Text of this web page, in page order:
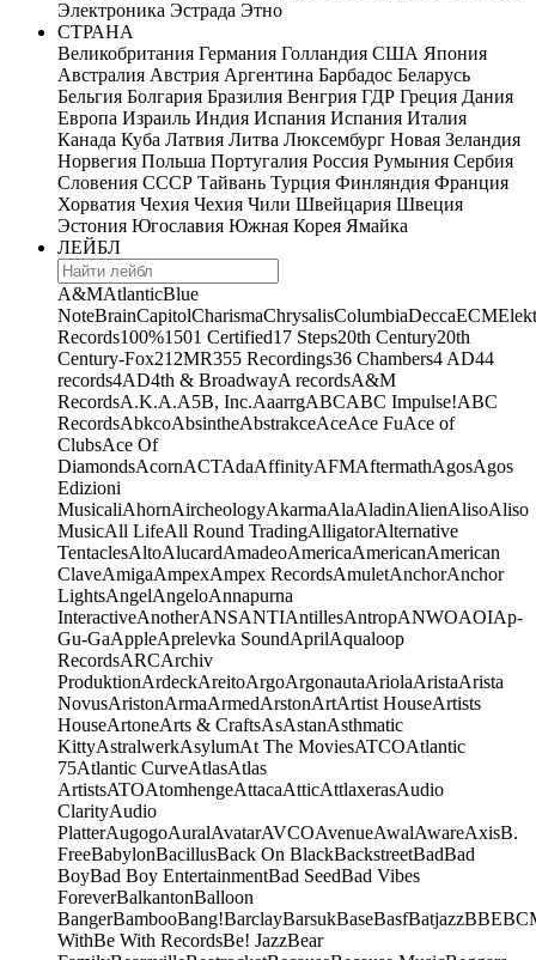
Электроника Эстрада Этно
СТРАНА
Великобритания Германия Голландия США Япония
Австралия Австрия Аргентина Барбадос Беларусь
Бельгия Болгария Бразилия Венгрия ГДР Греция Дания
Европа Израиль Индия Испания Испания Италия
Канада Куба Латвия Литва Люксембург Новая Зеландия
Норвегия Польша Португалия Россия Румыния Сербия
Словения СССР Тайвань Турция Финляндия Франция
Хорватия Чехия Чехия Чили Швейцария Швеция
Эстония Югославия Южная Корея Ямайка
ЛЕЙБЛ
A&MAtlanticBlue
NoteBrainCapitolCharismaChrysalisColumbiaDeccaECM
Records100%1501 Certified17 Steps20th Century20th
Century-Fox21 2MR355 Recordings36 Chambers4 AD44
records4AD4th & BroadwayA recordsA&M
RecordsA.K.A.A5B, Inc.AaarrgABCABC Impulse!ABC
RecordsAbkcoAbsintheAbstrakceAceAce FuAce of
ClubsAce Of
DiamondsAcornACTAdaAffinityAFMAftermathAgosAgos
Edizioni
MusicaliAhornAircheologyAkarmaAlaAladinAlienAlisoAliso
MusicAll LifeAll Round TradingAlligatorAlternative
TentaclesAltoAlucardAmadeoAmericaAmericanAmerican
ClaveAmigaAmpexAmpex RecordsAmuletAnchorAnchor
LightsAngelAngeloAnnapurna
InteractiveAnotherANSANTIAntillesAntropANWOAOIAp-
Gu-GaAppleAprelevka SoundAprilAqualoop
RecordsARCArchiv
ProduktionArdeckAreitoArgoArgonautaAriolaAristaArista
NovusAristonArmaArmedArstonArtArtist HouseArtists
HouseArtoneArts & CraftsAsAstanAsthmatic
KittyAstralwerkAsylumAt The MoviesATCOAtlantic
75Atlantic CurveAtlasAtlas
ArtistsATOAtomhengeAttacaAtticAttlaxerasAudio
ClarityAudio
PlatterAugogoAuralAvatarAVCOAvenueAwalAwareAxisB.
FreeBabylonBacillusBack On BlackBackstreetBadBad
BoyBad Boy EntertainmentBad SeedBad Vibes
ForeverBalkantonBalloon
BangerBambooBang!BarclayBarsukBaseBasfBatjazzBBE
WithBe With RecordsBe! JazzBear